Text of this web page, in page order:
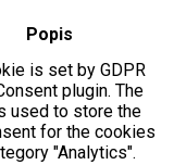
Popis
is set by GDPR
plugin. The
used to store the
for the cookies
"Analytics".